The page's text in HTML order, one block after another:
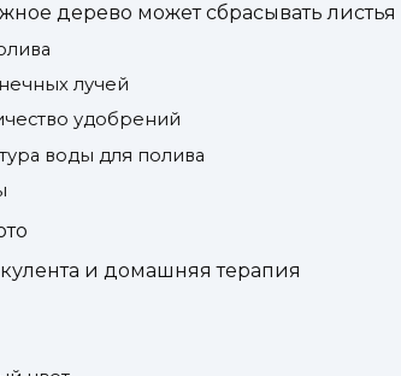
дерево может сбрасывать листья
лучей
удобрений
воды для полива
и домашняя терапия